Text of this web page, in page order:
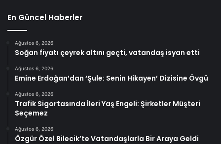
En Güncel Haberler
Ağustos 6, 2026
Soğan fiyatı çeyrek altını geçti, vatandaş isyan etti
Ağustos 6, 2026
Emine Erdoğan’dan ‘Şule: Senin Hikayen’ Dizisine Övgü
Ağustos 6, 2026
Trafik Sigortasında İleri Yaş Engeli: Şirketler Müşteri
Seçemez
Ağustos 6, 2026
Özgür Özel Bilecik’te Vatandaşlarla Bir Araya Geldi